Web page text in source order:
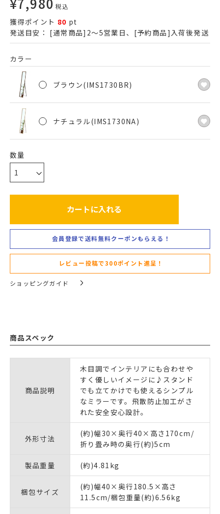
税込
獲得ポイント 80 pt
発送目安： [通常商品]2～5営業日、[予約商品]入荷後発送
カラー
ブラウン(IMS1730BR)
ナチュラル(IMS1730NA)
カートに入れる
会員登録で送料無料クーポンもらえる！
レビュー投稿で300ポイント進呈！
ショッピングガイド
商品スペック
商品説明
木目調でインテリアにも合わせや
すく優しいイメージに♪スタンド
でも立てかけでも使えるシンプル
なミラーです。飛散防止加工がさ
れた安全安心設計。
外形寸法
(約)幅30×奥行40×高さ170cm/
折り畳み時の奥行(約)5cm
製品重量 (約)4.81kg
梱包サイズ
(約)幅40×奥行180.5×高さ
11.5cm/梱包重量(約)6.56kg